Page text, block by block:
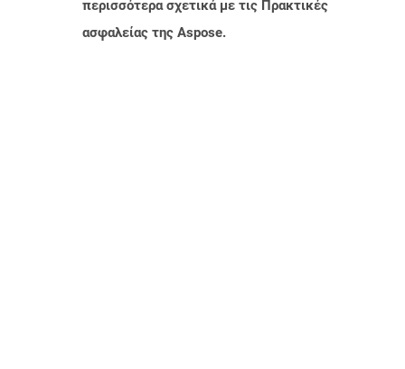
περισσότερα σχετικά με τις Πρακτικές
ασφαλείας της Aspose.